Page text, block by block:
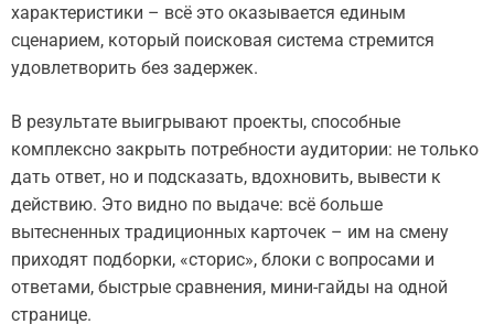
характеристики – всё это оказывается единым
сценарием, который поисковая система стремится
удовлетворить без задержек.
В результате выигрывают проекты, способные
комплексно закрыть потребности аудитории: не только
дать ответ, но и подсказать, вдохновить, вывести к
действию. Это видно по выдаче: всё больше
вытесненных традиционных карточек – им на смену
приходят подборки, «сторис», блоки с вопросами и
ответами, быстрые сравнения, мини-гайды на одной
странице.